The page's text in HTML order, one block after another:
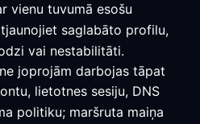
vienu tuvumā esošu
saglabāto profilu,
vai nestabilitāti.
joprojām darbojas tāpat
lietotnes sesiju, DNS
politiku; maršruta maiņa